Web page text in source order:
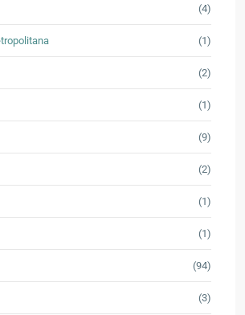
(4)
(1)
(2)
(1)
(9)
(2)
(1)
(1)
(94)
(3)